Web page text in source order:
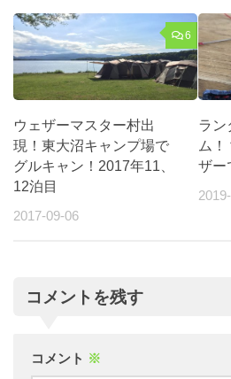
6
ウェザーマスター村出
現！東大沼キャンプ場で
グルキャン！2017年11、
12泊目
2017-09-06
ラン
ム
ザー
コメントを残す
コメント ※